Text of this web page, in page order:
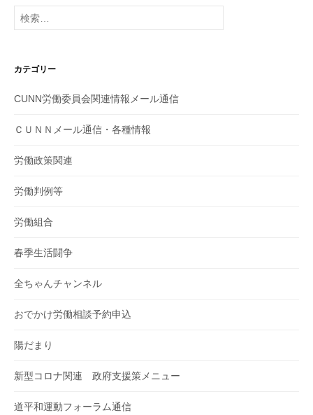
検
索:
カテゴリー
CUNN労働委員会関連情報メール通信
ＣＵＮＮメール通信・各種情報
労働政策関連
労働判例等
労働組合
春季生活闘争
全ちゃんチャンネル
おでかけ労働相談予約申込
陽だまり
新型コロナ関連 政府支援策メニュー
道平和運動フォーラム通信